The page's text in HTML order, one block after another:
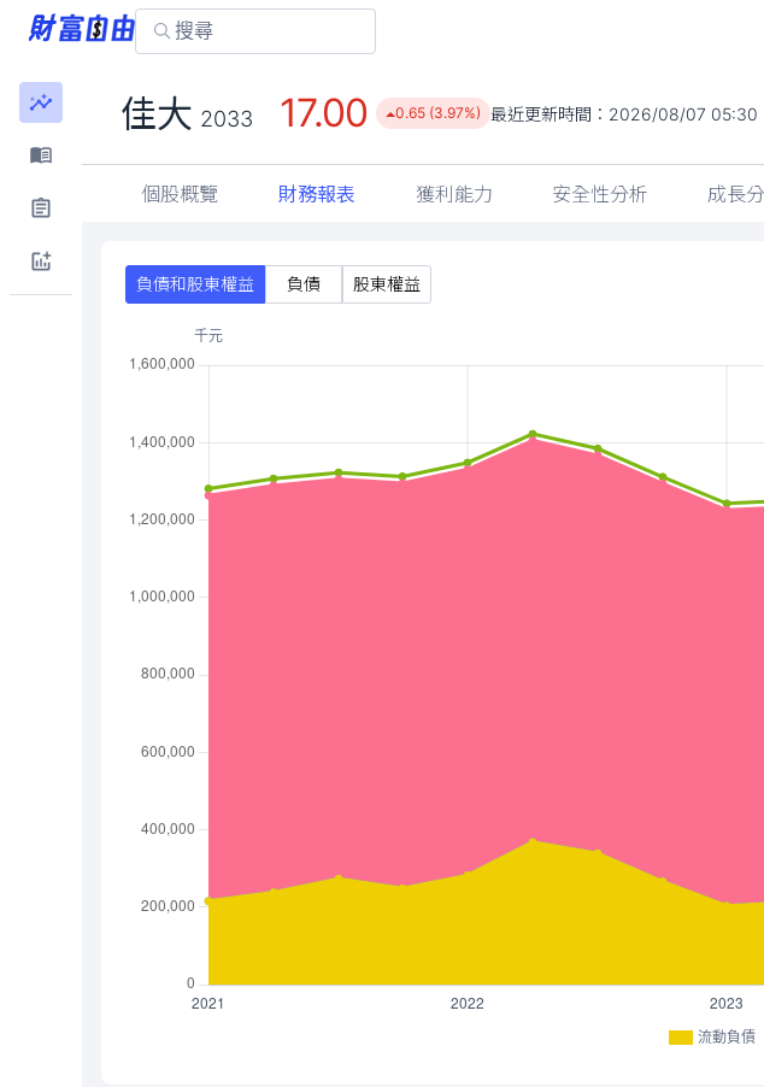
佳大 2033 17.00 0.65 (3.97%) 最近更新時間： 2026/08/07 05:30
個股概覽 財務報表 獲利能力 安全性分析 成長
負債和股東權益 負債 股東權益
流動負債